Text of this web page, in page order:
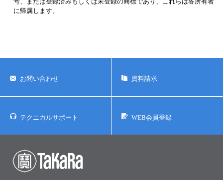
に帰属します。
お問い合わせ 資料請求
テクニカルサポート WEB会員登録